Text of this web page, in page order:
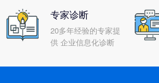
专家诊断
20多年经验的专家提
供 企业信息化诊断